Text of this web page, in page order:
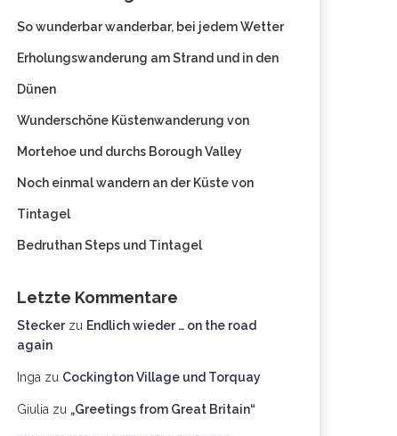
So wunderbar wanderbar, bei jedem Wetter
Erholungswanderung am Strand und in den
Dünen
Wunderschöne Küstenwanderung von
Mortehoe und durchs Borough Valley
Noch einmal wandern an der Küste von
Tintagel
Bedruthan Steps und Tintagel
Letzte Kommentare
Steckerzu Endlich wieder … on the road
again
Inga zu Cockington Village und Torquay
Giulia zu „Greetings from Great Britain“